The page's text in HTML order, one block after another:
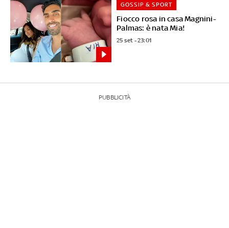
Fiocco rosa in casa Magnini-
Palmas: è nata Mia!
GOSSIP & SPORT
25 set - 23:01
PUBBLICITÀ